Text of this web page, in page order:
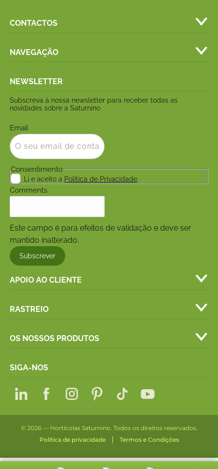
CONTACTOS
NAVEGAÇÃO
NEWSLETTER
Subscreva à nossa newsletter para receber todas as
novidades sobre a Saturnino
Email
Consentimento
Li e aceito a Política de Privacidade.
Comments
Este campo é para efeitos de validação e deve ser
mantido inalterado.
APOIO AO CLIENTE
RASTREIO
OS NOSSOS PRODUTOS
SIGA-NOS
© 2026 — Hortícolas Saturnino. Todos os direitos reservados.
Política de privacidade
Termos e Condições